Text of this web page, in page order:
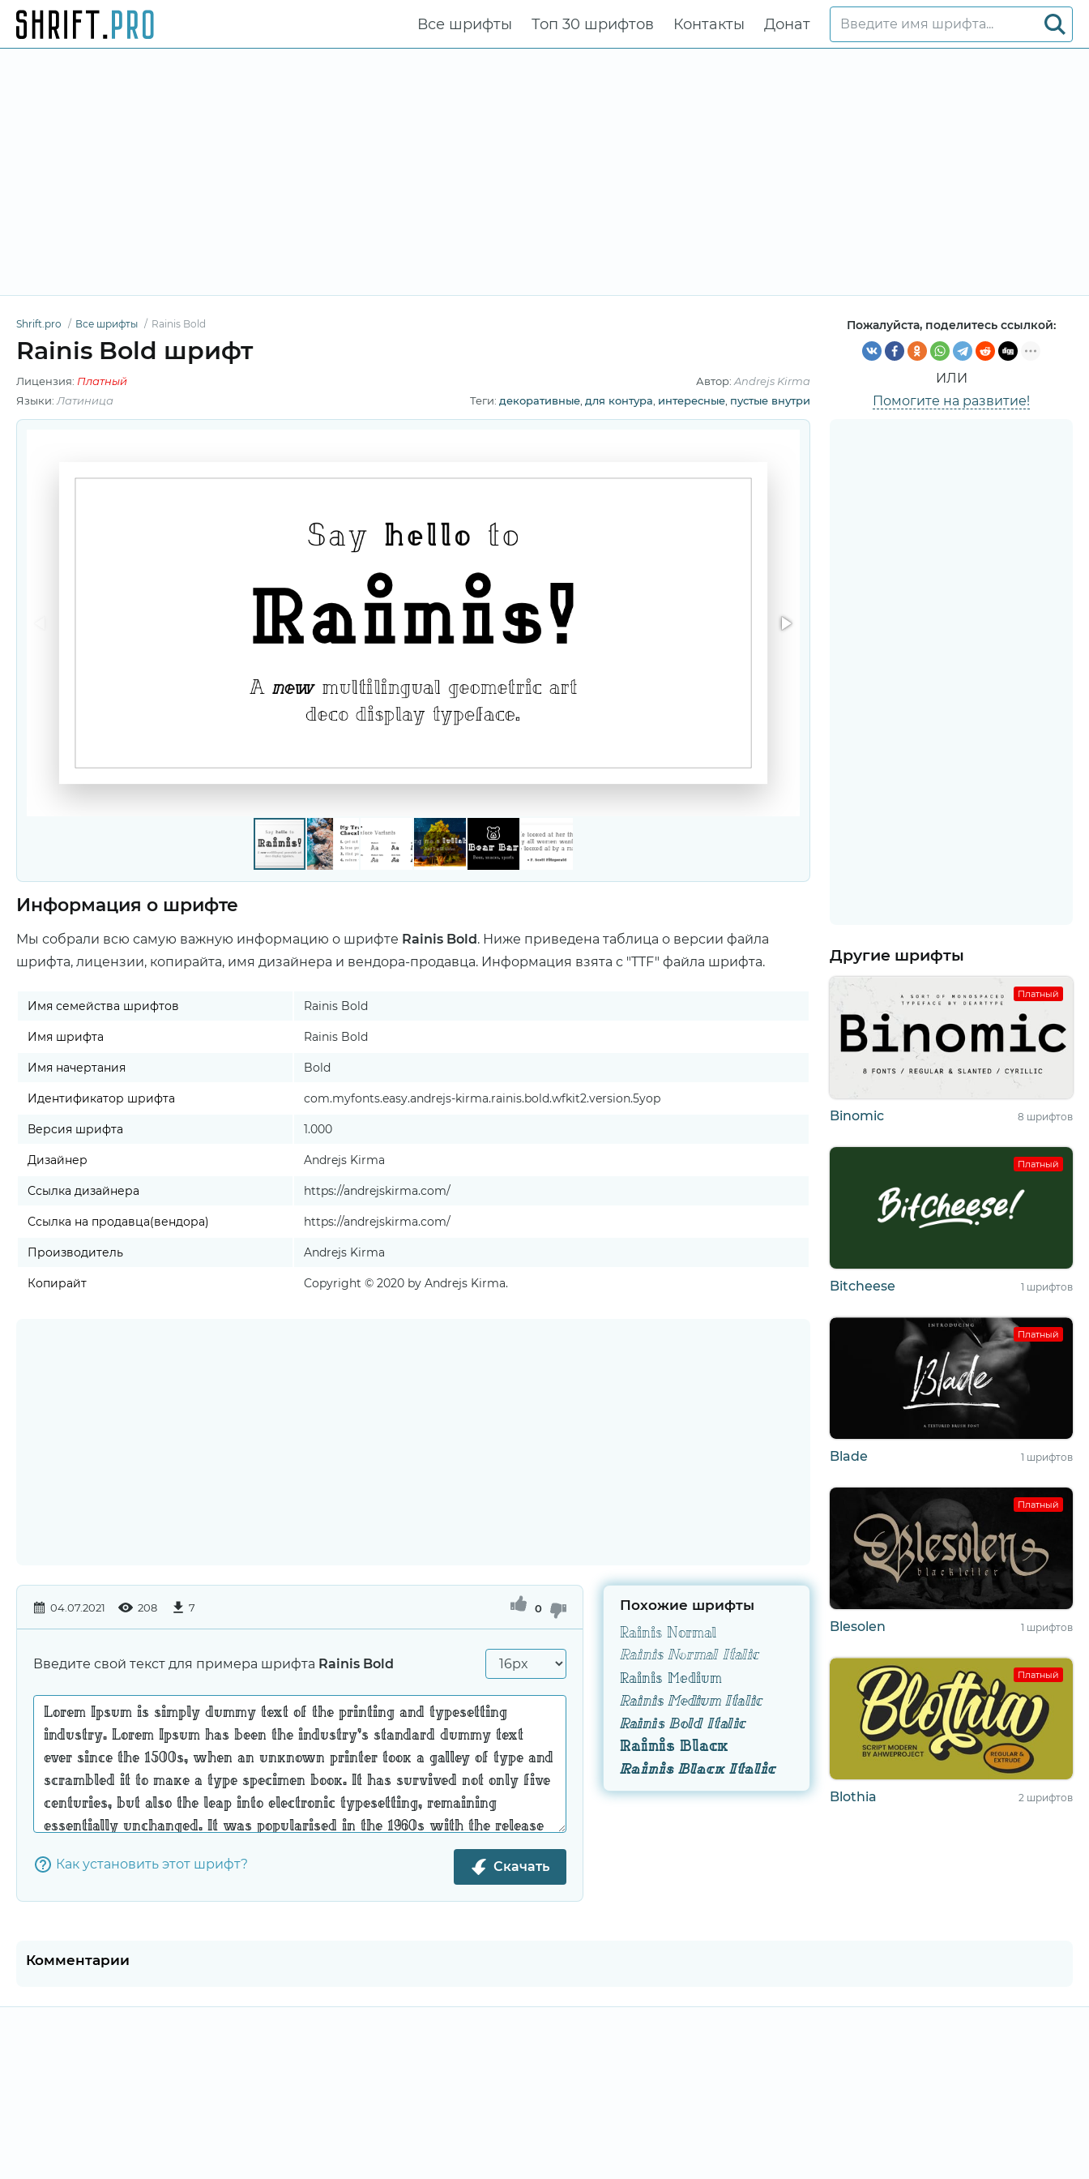
Все шрифты Топ 30 шрифтов Контакты Донат
Shrift.pro Все шрифты Rainis Bold
Rainis Bold шрифт
Лицензия: Платный Автор: Andrejs Kirma
Языки: Латиница Теги: декоративные для контура интересные пустые внутри
Пожалуйста, поделитесь ссылкой:
ИЛИ
Помогите на развитие!
Информация о шрифте
Мы собрали всю самую важную информацию о шрифте Rainis Bold. Ниже приведена таблица о версии файла
шрифта, лицензии, копирайта, имя дизайнера и вендора-продавца. Информация взята с "TTF" файла шрифта.
Имя семейства шрифтов Rainis Bold
Имя шрифта Rainis Bold
Имя начертания Bold
Идентификатор шрифта com.myfonts.easy.andrejs-kirma.rainis.bold.wfkit2.version.5yop
Версия шрифта 1.000
Дизайнер Andrejs Kirma
Ссылка дизайнера https://andrejskirma.com/
Ссылка на продавца(вендора) https://andrejskirma.com/
Производитель Andrejs Kirma
Копирайт Copyright © 2020 by Andrejs Kirma.
04.07.2021 208 7 0
Введите свой текст для примера шрифта Rainis Bold
Как установить этот шрифт? Скачать
Похожие шрифты
Rainis Normal
Rainis Normal Italic
Rainis Medium
Rainis Medium Italic
Rainis Bold Italic
Rainis Black
Rainis Black Italic
Другие шрифты
Платный
Binomic 8 шрифтов
Платный
Bitcheese 1 шрифтов
Платный
Blade 1 шрифтов
Платный
Blesolen 1 шрифтов
Платный
Blothia 2 шрифтов
Комментарии